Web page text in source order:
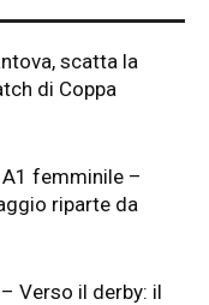
scatta la
di Coppa
femminile –
riparte da
Verso il derby: il